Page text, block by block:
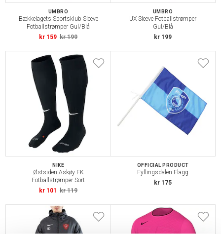
UMBRO
Bækkelagets Sportsklub Sleeve
Fotballstrømper Gul/Blå
kr 159 kr 199
UMBRO
UX Sleeve Fotballstrømper
Gul/Blå
kr 199
NIKE
Østsiden Askøy FK
Fotballstrømper Sort
kr 101
kr 119
OFFICIAL PRODUCT
Fyllingsdalen Flagg
kr 175